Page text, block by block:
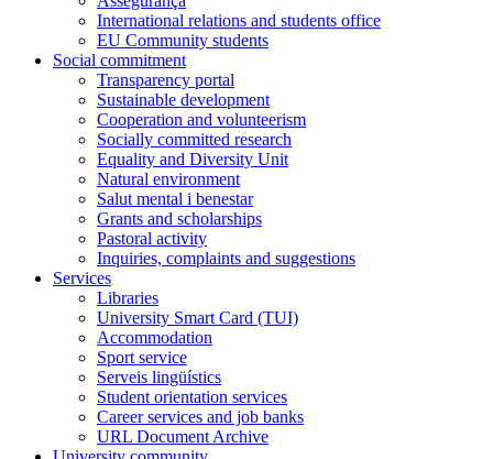
International relations and students office
EU Community students
Social commitment
Transparency portal
Sustainable development
Cooperation and volunteerism
Socially committed research
Equality and Diversity Unit
Natural environment
Salut mental i benestar
Grants and scholarships
Pastoral activity
Inquiries, complaints and suggestions
Services
Libraries
University Smart Card (TUI)
Accommodation
Sport service
Serveis lingüístics
Student orientation services
Career services and job banks
URL Document Archive